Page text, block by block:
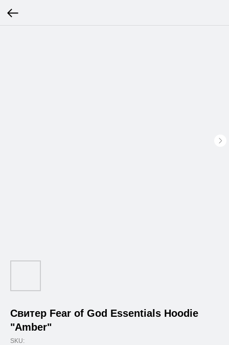
Свитер Fear of God Essentials Hoodie
"Amber"
SKU: